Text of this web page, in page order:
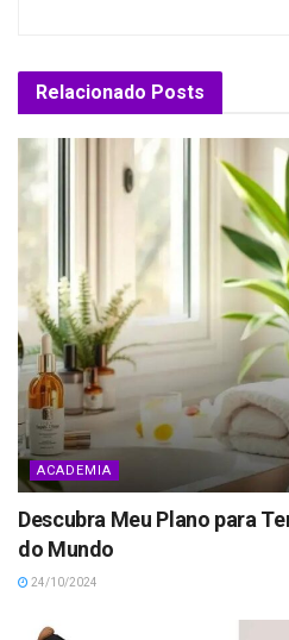
Relacionado Posts
ACADEMIA
Descubra Meu Plano para
do Mundo
24/10/2024